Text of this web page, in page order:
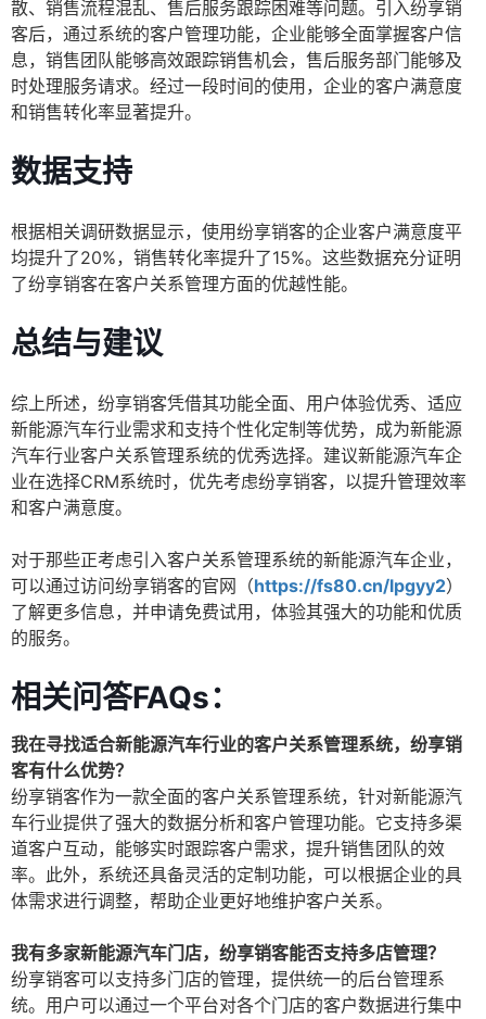
散、销售流程混乱、售后服务跟踪困难等问题。引入纷享销
客后，通过系统的客户管理功能，企业能够全面掌握客户信
息，销售团队能够高效跟踪销售机会，售后服务部门能够及
时处理服务请求。经过一段时间的使用，企业的客户满意度
和销售转化率显著提升。
数据支持
根据相关调研数据显示，使用纷享销客的企业客户满意度平
均提升了20%，销售转化率提升了15%。这些数据充分证明
了纷享销客在客户关系管理方面的优越性能。
总结与建议
综上所述，纷享销客凭借其功能全面、用户体验优秀、适应
新能源汽车行业需求和支持个性化定制等优势，成为新能源
汽车行业客户关系管理系统的优秀选择。建议新能源汽车企
业在选择CRM系统时，优先考虑纷享销客，以提升管理效率
和客户满意度。
对于那些正考虑引入客户关系管理系统的新能源汽车企业，
可以通过访问纷享销客的官网（https://fs80.cn/lpgyy2）
了解更多信息，并申请免费试用，体验其强大的功能和优质
的服务。
相关问答FAQs：
我在寻找适合新能源汽车行业的客户关系管理系统，纷享销
客有什么优势？
纷享销客作为一款全面的客户关系管理系统，针对新能源汽
车行业提供了强大的数据分析和客户管理功能。它支持多渠
道客户互动，能够实时跟踪客户需求，提升销售团队的效
率。此外，系统还具备灵活的定制功能，可以根据企业的具
体需求进行调整，帮助企业更好地维护客户关系。
我有多家新能源汽车门店，纷享销客能否支持多店管理？
纷享销客可以支持多门店的管理，提供统一的后台管理系
统。用户可以通过一个平台对各个门店的客户数据进行集中